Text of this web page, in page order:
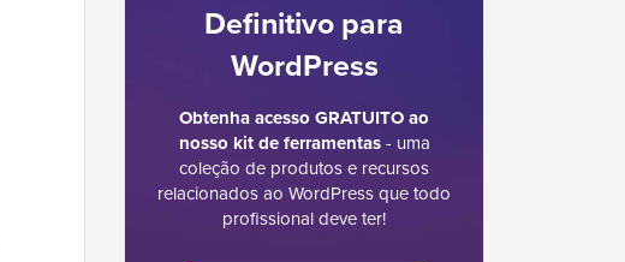
Definitivo para
WordPress
Obtenha acesso GRATUITO ao
nosso kit de ferramentas- uma
coleção de produtos e recursos
relacionados ao WordPress que todo
profissional deve ter!